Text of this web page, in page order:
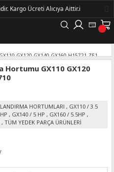
Hortumu GX110 GX120
HORTUMLARI , GX110 / 3.5
, GX140 / 5 HP , GX160 / 5.5HP ,
, TÜM YEDEK PARÇA ÜRÜNLERİ
Kargo Ücreti Alıcıya Aittir.ℹ️